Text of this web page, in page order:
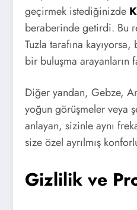
geçirmek istediğinizde
beraberinde getirdi. Bu
Tuzla tarafına
bir buluşma arayanların
Diğer yandan, Gebze,
yoğun görüşmeler veya
anlayan, sizinle aynı
size özel ayrılmış
Gizlilik ve